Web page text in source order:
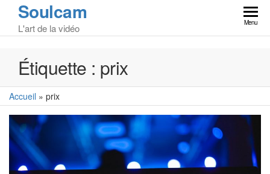
Soulcam
L'art de la vidéo Menu
Étiquette : prix
Accueil » prix